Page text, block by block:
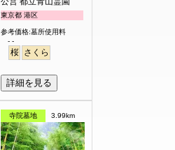
東京都 港区
参考価格:墓所使用料
- -
桜 さくら
詳細を見る
寺院墓地 3.99km